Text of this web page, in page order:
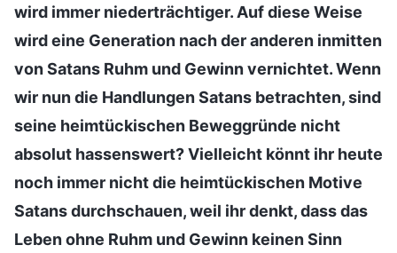
wird immer niederträchtiger. Auf diese Weise
wird eine Generation nach der anderen inmitten
von Satans Ruhm und Gewinn vernichtet. Wenn
wir nun die Handlungen Satans betrachten, sind
seine heimtückischen Beweggründe nicht
absolut hassenswert? Vielleicht könnt ihr heute
noch immer nicht die heimtückischen Motive
Satans durchschauen, weil ihr denkt, dass das
Leben ohne Ruhm und Gewinn keinen Sinn